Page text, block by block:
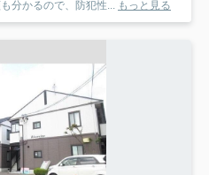
分かるので、防犯性...
もっと見る